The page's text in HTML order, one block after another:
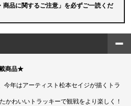
商品に関するご注意」を必ずご一読くだ
商品★
今年はアーティスト松本セイジが描くトラ
かわいいトラッキーで観戦をより楽しく！